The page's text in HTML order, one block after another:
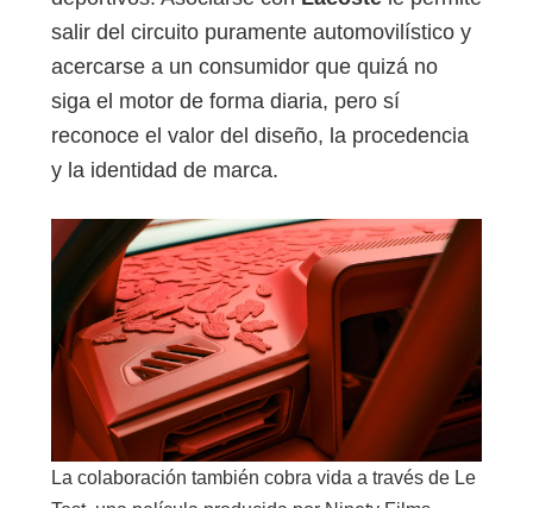
salir del circuito puramente automovilístico y
acercarse a un consumidor que quizá no
siga el motor de forma diaria, pero sí
reconoce el valor del diseño, la procedencia
y la identidad de marca.
La colaboración también cobra vida a través de Le